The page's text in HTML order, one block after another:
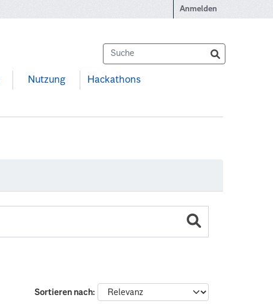
Anmelden
Nutzung Hackathons
Sortieren nach